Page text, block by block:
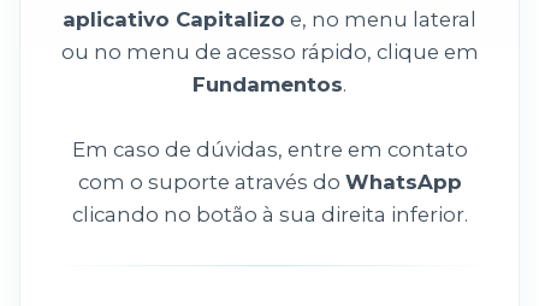
aplicativo Capitalizo e, no menu lateral
ou no menu de acesso rápido, clique em
Fundamentos.
Em caso de dúvidas, entre em contato
com o suporte através do WhatsApp
clicando no botão à sua direita inferior.